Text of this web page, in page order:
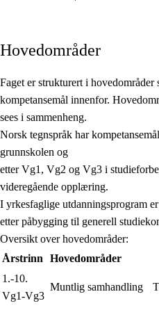
Hovedområder
Faget er strukturert i hovedområder
kompetansemål innenfor.
sees i sammenheng.
Norsk tegnspråk har
grunnskolen og
etter Vg1, Vg2 og Vg3 i
videregående opplæring.
I yrkesfaglige utdanningsprogram
etter påbygging til generell
Oversikt over hovedområder:
Årstrinn
Hovedområder
1.-10.
Vg1-Vg3
Muntlig samhandling